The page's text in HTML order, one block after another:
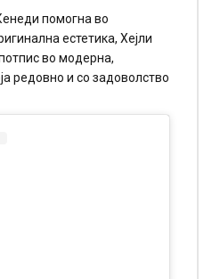
помогна во
естетика, Хејли
во модерна,
редовно и со задоволство